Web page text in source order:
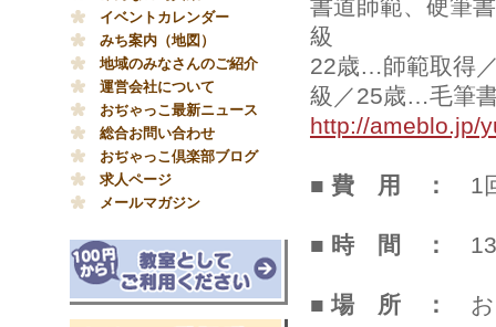
書道師範、硬筆
級
22歳…師範取得
級／25歳…毛筆
http://ameblo.jp/
■ 費 用 ： 1
■ 時 間 ：
■場 所 ：
イベントカレンダー
みち案内（地図）
地域のみなさんのご紹介
運営会社について
おぢゃっこ最新ニュース
総合お問い合わせ
おぢゃっこ倶楽部ブログ
求人ページ
メールマガジン